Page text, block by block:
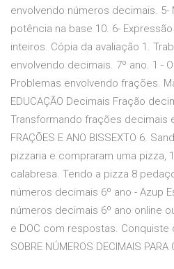
envolvendo números decimais.
potência na base 10. 6-
inteiros. Cópia da avaliação 1.
envolvendo decimais. 7º ano. 1 -
Problemas envolvendo frações.
EDUCAÇÃO Decimais Fração
Transformando frações decimais
FRAÇÕES E ANO BISSEXTO 6.
pizzaria e compraram uma pizza,
calabresa. Tendo a pizza 8
números decimais 6º ano - Azup
números decimais 6º ano online
e DOC com respostas. Conquiste
SOBRE NÚMEROS DECIMAIS PARA